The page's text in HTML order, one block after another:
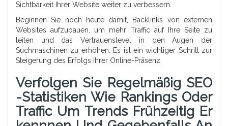
Sichtbarkeit Ihrer Website weiter zu verbessern.
Beginnen Sie noch heute damit, Backlinks von externen
Websites aufzubauen, um mehr Traffic auf Ihre Seite zu
leiten und das Vertrauenslevel in den Augen der
Suchmaschinen zu erhöhen. Es ist ein wichtiger Schritt zur
Steigerung des Erfolgs Ihrer Online-Präsenz.
Verfolgen Sie Regelmäßig SEO
-Statistiken Wie Rankings Oder
Traffic Um Trends Frühzeitig Er